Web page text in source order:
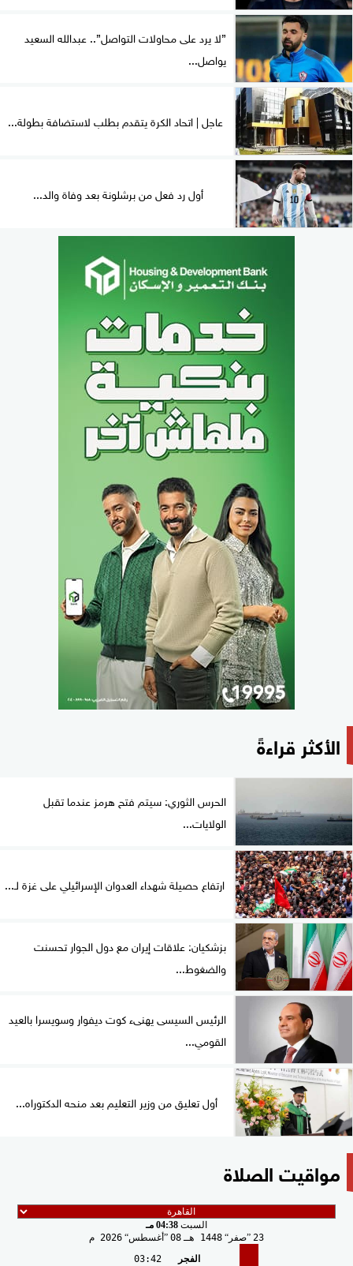
”لا يرد على محاولات التواصل”.. عبدالله السعيد
يواصل...
عاجل | اتحاد الكرة يتقدم بطلب لاستضافة بطولة...
أول رد فعل من برشلونة بعد وفاة والد...
الأكثر قراءةً
الحرس الثوري: سيتم فتح هرمز عندما تقبل
الولايات...
ارتفاع حصيلة شهداء العدوان الإسرائيلي على غزة لـ...
بزشكيان: علاقات إيران مع دول الجوار تحسنت
والضغوط...
الرئيس السيسى يهنىء كوت ديفوار وسويسرا بالعيد
القومي...
أول تعليق من وزير التعليم بعد منحه الدكتوراه...
مواقيت الصلاة
السبت 04:38 مـ
23 صفر 1448 هـ 08 أغسطس 2026 م
الفجر
03:42